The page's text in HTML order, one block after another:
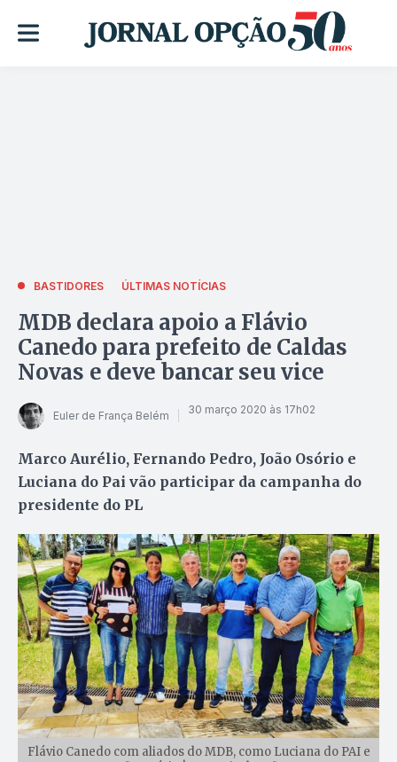
BASTIDORES ÚLTIMAS NOTÍCIAS
MDB declara apoio a Flávio
Canedo para prefeito de Caldas
Novas e deve bancar seu vice
Euler de França Belém 30 março 2020 às 17h02
Marco Aurélio, Fernando Pedro, João Osório e
Luciana do Pai vão participar da campanha do
presidente do PL
Flávio Canedo com aliados do MDB, como Luciana do PAI e